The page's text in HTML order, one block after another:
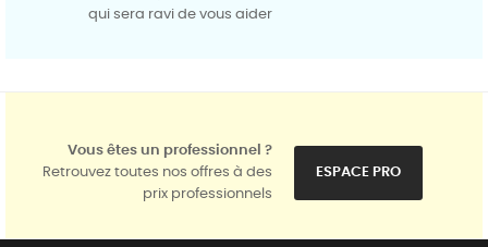
qui sera ravi de vous aider
Vous êtes un professionnel ?
Retrouvez toutes nos offres à des
prix professionnels
ESPACE PRO